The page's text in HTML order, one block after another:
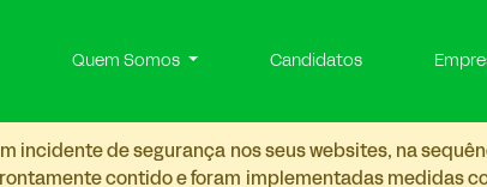
Quem Somos Candidatos
incidente de segurança nos seus websites, na
contido e foram implementadas medidas